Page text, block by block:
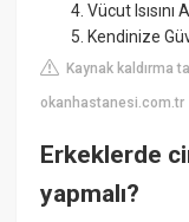
Vücut Isısını
Kendinize
Kaynak kaldırma
okanhastanesi.com.tr
Erkeklerde
yapmalı?